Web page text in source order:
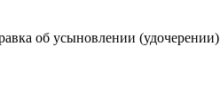
об усыновлении (удочерении)